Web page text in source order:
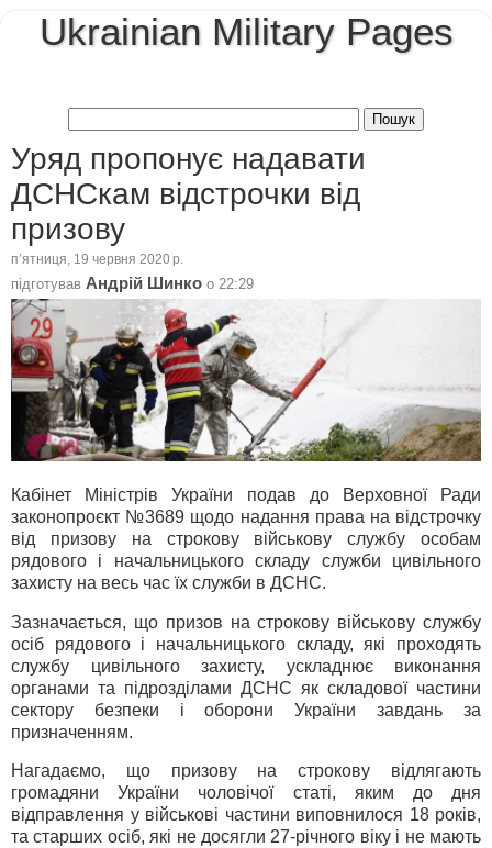
Ukrainian Military Pages
Уряд пропонує надавати
ДСНСкам відстрочки від
призову
пʼятниця, 19 червня 2020 р.
підготував Андрій Шинко о 22:29
Кабінет Міністрів України подав до Верховної Ради
законопроєкт №3689 щодо надання права на відстрочку
від призову на строкову військову службу особам
рядового і начальницького складу служби цивільного
захисту на весь час їх служби в ДСНС.
Зазначається, що призов на строкову військову службу
осіб рядового і начальницького складу, які проходять
службу цивільного захисту, ускладнює виконання
органами та підрозділами ДСНС як складової частини
сектору безпеки і оборони України завдань за
призначенням.
Нагадаємо, що призову на строкову відлягають
громадяни України чоловічої статі, яким до дня
відправлення у військові частини виповнилося 18 років,
та старших осіб, які не досягли 27-річного віку і не мають